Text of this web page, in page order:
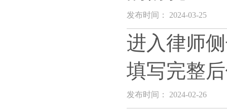
发布时间： 2024-03-25
进入律师
填写完整
发布时间： 2024-02-26